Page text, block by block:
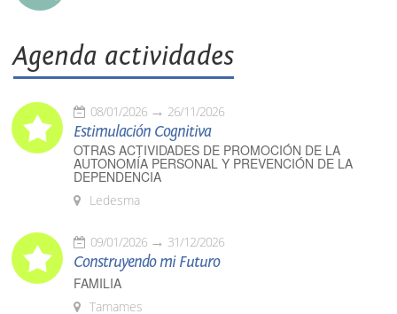
Agenda actividades
08/01/2026 26/11/2026
Estimulación Cognitiva
OTRAS ACTIVIDADES DE PROMOCIÓN DE LA
AUTONOMÍA PERSONAL Y PREVENCIÓN DE LA
DEPENDENCIA
Ledesma
09/01/2026 31/12/2026
Construyendo mi Futuro
FAMILIA
Tamames